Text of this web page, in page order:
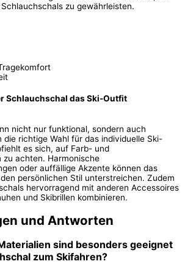
zu gewährleisten.
Schlauchschal das Ski-Outfit
nicht nur funktional, sondern auch
die richtige Wahl für das individuelle Ski-
es sich, auf Farb- und
zu achten. Harmonische
oder auffällige Akzente können das
persönlichen Stil unterstreichen. Zudem
hervorragend mit anderen Accessoires
und Skibrillen kombinieren.
und Antworten
sind besonders geeignet
zum Skifahren?